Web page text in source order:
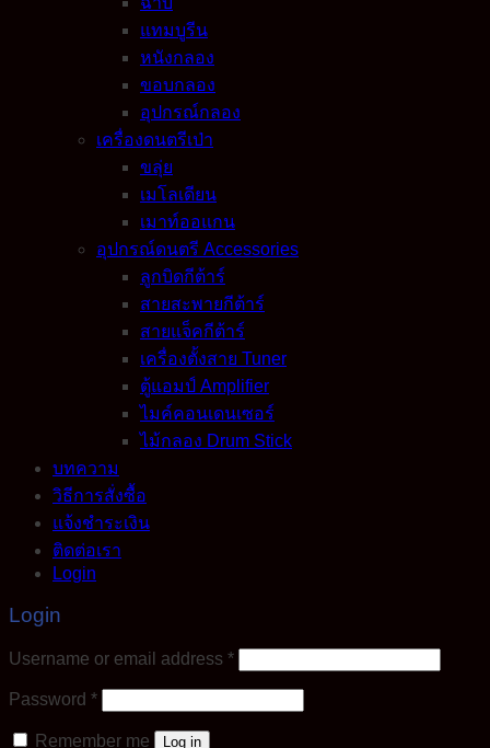
แทมบูรีน
หนังกลอง
ขอบกลอง
อุปกรณ์กลอง
เครื่องดนตรีเป่า
ขลุ่ย
เมโลเดียน
เมาท์ออแกน
อุปกรณ์ดนตรี Accessories
ลูกบิดกีต้าร์
สายสะพายกีต้าร์
สายแจ็คกีต้าร์
เครื่องตั้งสาย Tuner
ตู้แอมป์ Amplifier
ไมค์คอนเดนเซอร์
ไม้กลอง Drum Stick
บทความ
วิธีการสั่งซื้อ
แจ้งชำระเงิน
ติดต่อเรา
Login
Login
Username or email address *Required
Password *Required
Remember me Log in